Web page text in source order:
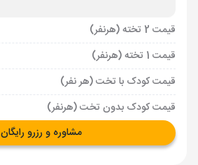
قیمت 2 تخته (هرنفر)
قیمت 1 تخته (هرنفر)
قیمت کودک با تخت (هر نفر)
قیمت کودک بدون تخت (هرنفر)
مشاوره و رزرو رایگان